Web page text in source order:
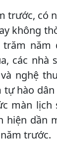
trước, có
không
trăm năm
các nhà
nghệ
tự hào
màn lịch
hiện dần
trước.